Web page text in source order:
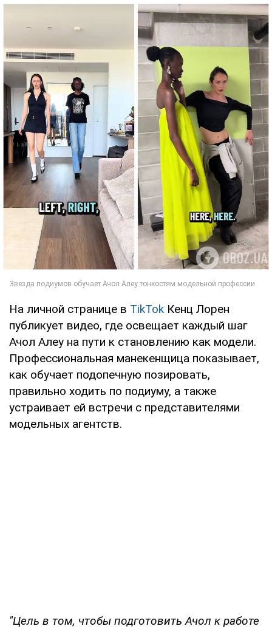
На личной странице в TikTok Кенц Лорен
публикует видео, где освещает каждый шаг
Ачол Алеу на пути к становлению как модели.
Профессиональная манекенщица показывает,
как обучает подопечную позировать,
правильно ходить по подиуму, а также
устраивает ей встречи с представителями
модельных агентств.
"Цель в том, чтобы подготовить Ачол к работе